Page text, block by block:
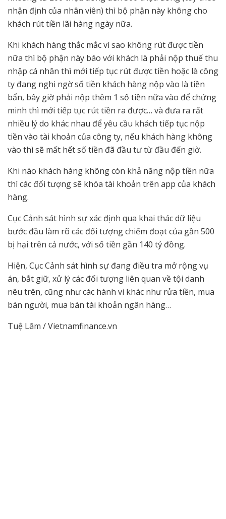
nhận định của nhân viên) thì bộ phận này không cho
khách rút tiền lãi hàng ngày nữa.
Khi khách hàng thắc mắc vì sao không rút được tiền
nữa thì bộ phận này báo với khách là phải nộp thuế thu
nhập cá nhân thì mới tiếp tục rút được tiền hoặc là công
ty đang nghi ngờ số tiền khách hàng nộp vào là tiền
bẩn, bây giờ phải nộp thêm 1 số tiền nữa vào để chứng
minh thì mới tiếp tục rút tiền ra được… và đưa ra rất
nhiều lý do khác nhau để yêu cầu khách tiếp tục nộp
tiền vào tài khoản của công ty, nếu khách hàng không
vào thì sẽ mất hết số tiền đã đầu tư từ đầu đến giờ.
Khi nào khách hàng không còn khả năng nộp tiền nữa
thì các đối tượng sẽ khóa tài khoản trên app của khách
hàng.
Cục Cảnh sát hình sự xác định qua khai thác dữ liệu
bước đầu làm rõ các đối tượng chiếm đoạt của gần 500
bị hại trên cả nước, với số tiền gần 140 tỷ đồng.
Hiện, Cục Cảnh sát hình sự đang điều tra mở rộng vụ
án, bắt giữ, xử lý các đối tượng liên quan về tội danh
nêu trên, cũng như các hành vi khác như rửa tiền, mua
bán người, mua bán tài khoản ngân hàng…
Tuệ Lâm / Vietnamfinance.vn